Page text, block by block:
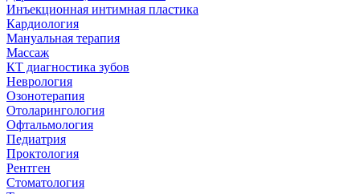
Инъекционная интимная пластика
Кардиология
Мануальная терапия
Массаж
КТ диагностика зубов
Неврология
Озонотерапия
Отоларингология
Офтальмология
Педиатрия
Проктология
Рентген
Стоматология